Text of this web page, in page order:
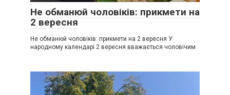
Не обманюй чоловіків: прикмети на
2 вересня
Не обманюй чоловіків: прикмети на 2 вересня У
народному календарі 2 вересня вважається чоловічим